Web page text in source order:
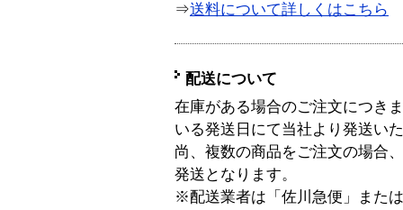
⇒送料について詳しくはこちら
配送について
在庫がある場合のご注文につき
いる発送日にて当社より発送い
尚、複数の商品をご注文の場合
発送となります。
※配送業者は「佐川急便」また